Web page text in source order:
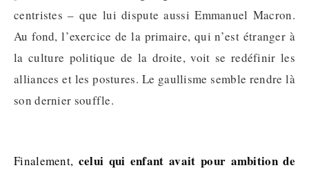
centristes – que lui dispute aussi Emmanuel Macron.
Au fond, l’exercice de la primaire, qui n’est étranger à
la culture politique de la droite, voit se redéfinir les
alliances et les postures. Le gaullisme semble rendre là
son dernier souffle.
Finalement, celui qui enfant avait pour ambition de